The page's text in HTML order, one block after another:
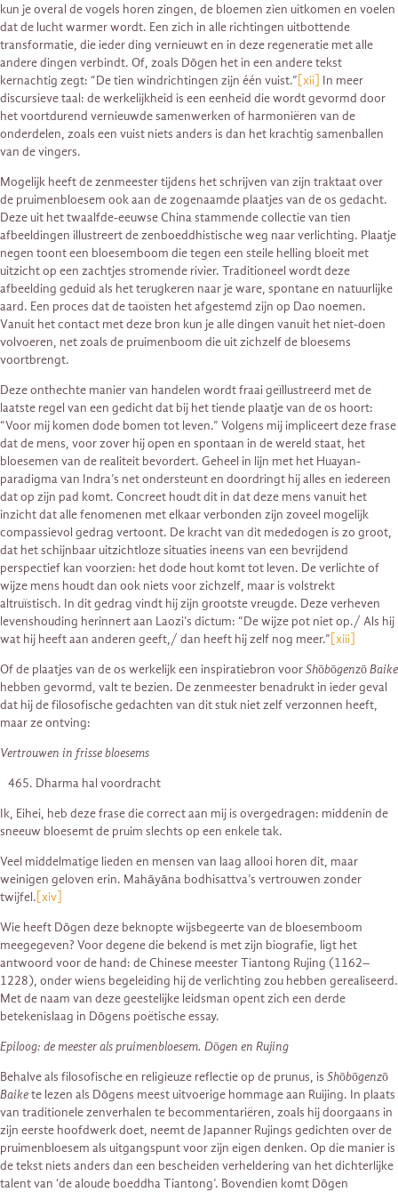
kun je overal de vogels horen zingen, de bloemen zien uitkomen en voelen
dat de lucht warmer wordt. Een zich in alle richtingen uitbottende
transformatie, die ieder ding vernieuwt en in deze regeneratie met alle
andere dingen verbindt. Of, zoals Dōgen het in een andere tekst
kernachtig zegt: “De tien windrichtingen zijn één vuist.” [xii] In meer
discursieve taal: de werkelijkheid is een eenheid die wordt gevormd door
het voortdurend vernieuwde samenwerken of harmoniëren van de
onderdelen, zoals een vuist niets anders is dan het krachtig samenballen
van de vingers.
Mogelijk heeft de zenmeester tijdens het schrijven van zijn traktaat over
de pruimenbloesem ook aan de zogenaamde plaatjes van de os gedacht.
Deze uit het twaalfde-eeuwse China stammende collectie van tien
afbeeldingen illustreert de zenboeddhistische weg naar verlichting. Plaatje
negen toont een bloesemboom die tegen een steile helling bloeit met
uitzicht op een zachtjes stromende rivier. Traditioneel wordt deze
afbeelding geduid als het terugkeren naar je ware, spontane en natuurlijke
aard. Een proces dat de taoïsten het afgestemd zijn op Dao noemen.
Vanuit het contact met deze bron kun je alle dingen vanuit het niet-doen
volvoeren, net zoals de pruimenboom die uit zichzelf de bloesems
voortbrengt.
Deze onthechte manier van handelen wordt fraai geïllustreerd met de
laatste regel van een gedicht dat bij het tiende plaatje van de os hoort:
“Voor mij komen dode bomen tot leven.” Volgens mij impliceert deze frase
dat de mens, voor zover hij open en spontaan in de wereld staat, het
bloesemen van de realiteit bevordert. Geheel in lijn met het Huayan-
paradigma van Indra’s net ondersteunt en doordringt hij alles en iedereen
dat op zijn pad komt. Concreet houdt dit in dat deze mens vanuit het
inzicht dat alle fenomenen met elkaar verbonden zijn zoveel mogelijk
compassievol gedrag vertoont. De kracht van dit mededogen is zo groot,
dat het schijnbaar uitzichtloze situaties ineens van een bevrijdend
perspectief kan voorzien: het dode hout komt tot leven. De verlichte of
wijze mens houdt dan ook niets voor zichzelf, maar is volstrekt
altruïstisch. In dit gedrag vindt hij zijn grootste vreugde. Deze verheven
levenshouding herinnert aan Laozi’s dictum: “De wijze pot niet op./ Als hij
wat hij heeft aan anderen geeft,/ dan heeft hij zelf nog meer.” [xiii]
Of de plaatjes van de os werkelijk een inspiratiebron voorShōbōgenzō Baike
hebben gevormd, valt te bezien. De zenmeester benadrukt in ieder geval
dat hij de filosofische gedachten van dit stuk niet zelf verzonnen heeft,
maar ze ontving:
Vertrouwen in frisse bloesems
Dharma hal voordracht
Ik, Eihei, heb deze frase die correct aan mij is overgedragen: middenin de
sneeuw bloesemt de pruim slechts op een enkele tak.
Veel middelmatige lieden en mensen van laag allooi horen dit, maar
weinigen geloven erin. Mahāyāna bodhisattva’s vertrouwen zonder
twijfel. [xiv]
Wie heeft Dōgen deze beknopte wijsbegeerte van de bloesemboom
meegegeven? Voor degene die bekend is met zijn biografie, ligt het
antwoord voor de hand: de Chinese meester Tiantong Rujing (1162–
1228), onder wiens begeleiding hij de verlichting zou hebben gerealiseerd.
Met de naam van deze geestelijke leidsman opent zich een derde
betekenislaag in Dōgens poëtische essay.
Epiloog: de meester als pruimenbloesem. Dōgen en Rujing
Behalve als filosofische en religieuze reflectie op de prunus, is Shōbōgenzō
Baikete lezen als Dōgens meest uitvoerige hommage aan Ruijing. In plaats
van traditionele zenverhalen te becommentariëren, zoals hij doorgaans in
zijn eerste hoofdwerk doet, neemt de Japanner Rujings gedichten over de
pruimenbloesem als uitgangspunt voor zijn eigen denken. Op die manier is
de tekst niets anders dan een bescheiden verheldering van het dichterlijke
talent van ‘de aloude boeddha Tiantong’. Bovendien komt Dōgen